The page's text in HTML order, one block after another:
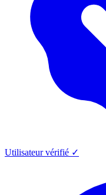
Utilisateur vérifié ✓